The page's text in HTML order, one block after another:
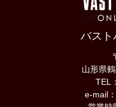
バスト
山形県
TEL
e-mail：